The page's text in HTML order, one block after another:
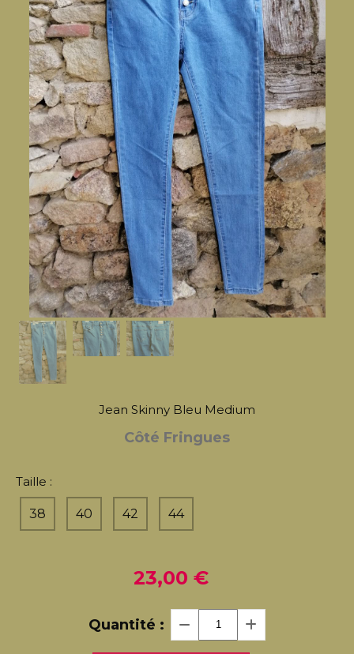
Jean Skinny Bleu Medium
Côté Fringues
Taille :
38 40 42 44
23,00 €
Quantité :